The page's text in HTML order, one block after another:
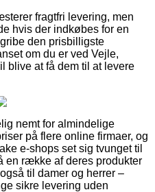
fragtfri levering, men
hvis der indkøbes for en
den prisbilligste
om du er ved Vejle,
blive at få dem til at levere
nemt for almindelige
på flere online firmaer, og
e-shops set sig tvunget til
en række af deres produkter
til damer og herrer –
sikre levering uden